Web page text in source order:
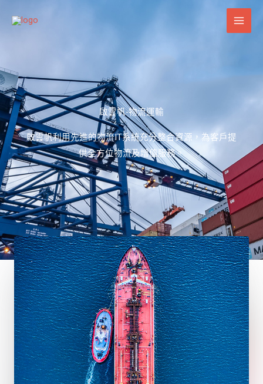
內
容
啟雲帆-物流運輸
啟雲帆利用先進的物流IT系統充分整合資源，為客戶提
供全方位物流及增值服務。